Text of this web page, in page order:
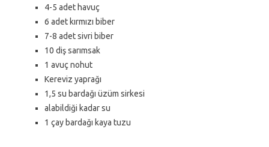
4-5 adet havuç
6 adet kırmızı biber
7-8 adet sivri biber
10 diş sarımsak
1 avuç nohut
Kereviz yaprağı
1,5 su bardağı üzüm sirkesi
alabildiği kadar su
1 çay bardağı kaya tuzu